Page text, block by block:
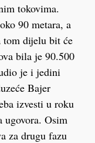
tokovima.
90 metara, a
tom dijelu bit će
bila je 90.500
je i jedini
Bajer
izvesti u roku
ugovora. Osim
za drugu fazu